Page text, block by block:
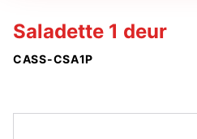
MERKEN
Saladette 1 deur
CASS-CSA1P